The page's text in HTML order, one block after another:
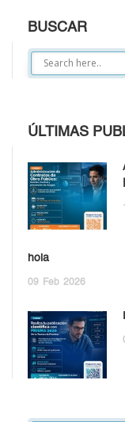
BUSCAR
ÚLTIMAS
hola
09 Feb 2026